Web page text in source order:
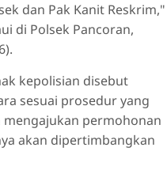
dan Pak Kanit Reskrim,"
di Polsek Pancoran,
kepolisian disebut
sesuai prosedur yang
permohonan
akan dipertimbangkan